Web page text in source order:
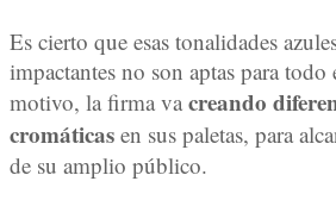
Es cierto que esas tonalidades
impactantes no son aptas para
motivo, la firma va creando
cromáticas en sus paletas, para
de su amplio público.